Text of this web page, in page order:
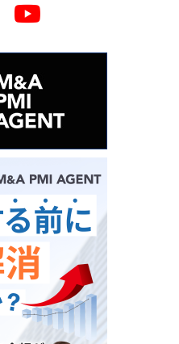
X